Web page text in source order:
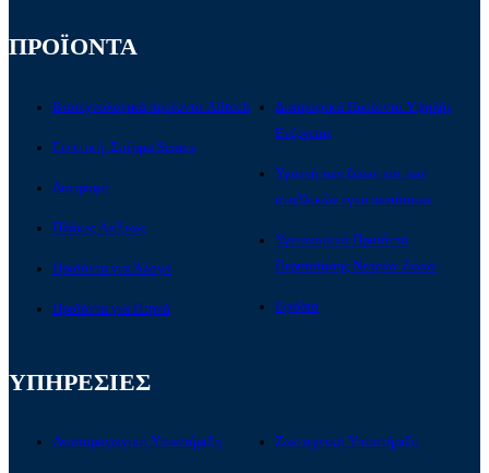
ΠΡΟΪΟΝΤΑ
Βιοτεχνολογικά προϊόντα Alltech
Γενετική, Σπέρμα Semex
Διατροφή
Πλάκες Λείξεως
Προϊόντα για Άλογα
Προϊόντα για Πτηνά
Διατροφικά Προϊόντα Υψηλής
Ενέργειας
Υγιεινή των ζώων και των
σταβλικών εγκαταστάσεων
Υγειονομικά Προϊόντα
Περιποίησης Νεαρών Ζώων
Εφόδια
ΥΠΗΡΕΣΙΕΣ
Αναπαραγωγική Υποστήριξη Ζωοτεχνική Υποστήριξη